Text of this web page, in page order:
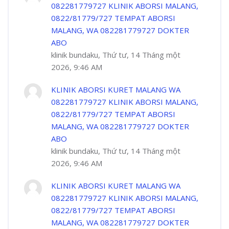
082281779727 KLINIK ABORSI MALANG,
0822/81779/727 TEMPAT ABORSI
MALANG, WA 082281779727 DOKTER
ABO
klinik bundaku, Thứ tư, 14 Tháng một
2026, 9:46 AM
KLINIK ABORSI KURET MALANG WA
082281779727 KLINIK ABORSI MALANG,
0822/81779/727 TEMPAT ABORSI
MALANG, WA 082281779727 DOKTER
ABO
klinik bundaku, Thứ tư, 14 Tháng một
2026, 9:46 AM
KLINIK ABORSI KURET MALANG WA
082281779727 KLINIK ABORSI MALANG,
0822/81779/727 TEMPAT ABORSI
MALANG, WA 082281779727 DOKTER